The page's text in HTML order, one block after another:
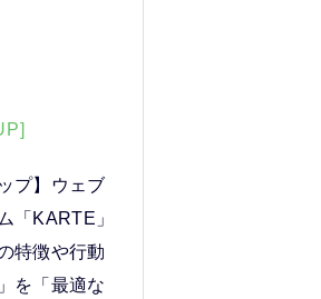
プ】ウェブ
「KARTE」
特徴や行動
を「最適な